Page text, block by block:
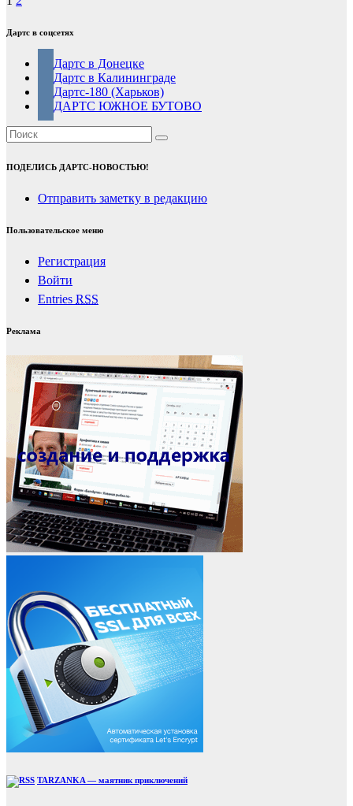
записей
Дартс в соцсетях
Дартс в Донецке
Дартс в Калининграде
Дартс-180 (Харьков)
ДАРТС ЮЖНОЕ БУТОВО
ПОДЕЛИСЬ ДАРТС-НОВОСТЬЮ!
Отправить заметку в редакцию
Пользовательское меню
Регистрация
Войти
Entries RSS
Реклама
TARZANKA — маятник приключений